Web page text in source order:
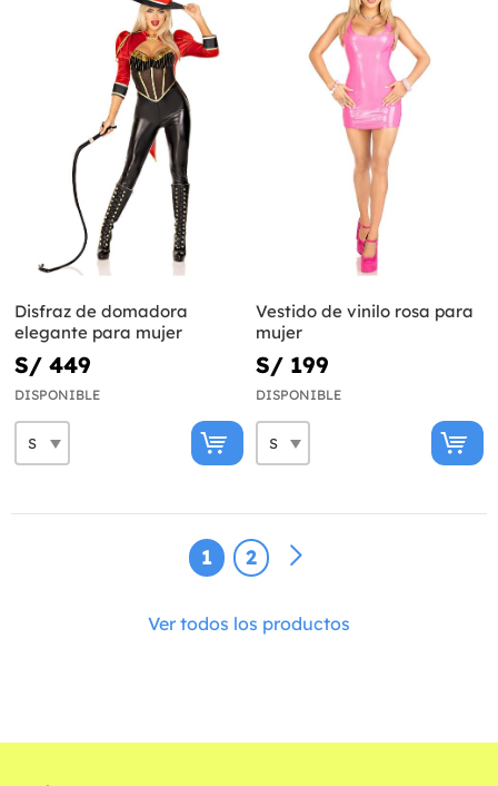
Disfraz de domadora
elegante para mujer
S/ 449
DISPONIBLE
Vestido de vinilo rosa para
mujer
S/ 199
DISPONIBLE
1 2
Ver todos los productos